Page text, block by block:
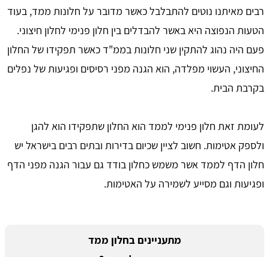
רבים מאיתנו נוטים להתבלבל כאשר מדובר על חלונות ממד, בעוד
הטעות הנפוצה היא באשר להבדלים בין חלון פנימי לחלון חיצוני.
פעם היה נהוג להתקין שני חלונות בממ"ד כאשר תפקידו של החלון
החיצוני, העשוי מפלדה, הוא הגנה מפני רסיסים ופגיעות של נפלים
בקרבת הבית.
לעומת זאת חלון פנימי לממד הוא החלון שתפקידו הוא להגן
ולספק אטימות. חשוב לציין שכיום בדירות ובתים רבים בישראל יש
חלון הדף לממד אשר משמש כחלון בודד גם עבור הגנה מפני הדף
ופגיעות וגם מסייע לשמירה על האטימות.
מתעניינים בחלון ממד